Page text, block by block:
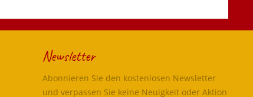
Newsletter
Abonnieren Sie den kostenlosen Newsletter
und verpassen Sie keine Neuigkeit oder Aktion